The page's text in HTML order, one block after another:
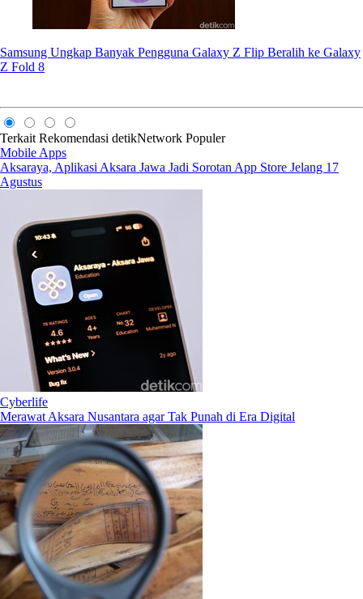
Samsung Ungkap Banyak Pengguna Galaxy Z Flip Beralih ke Galaxy
Z Fold 8
Terkait Rekomendasi detikNetwork Populer
Mobile Apps
Aksaraya, Aplikasi Aksara Jawa Jadi Sorotan App Store Jelang 17
Agustus
Cyberlife
Merawat Aksara Nusantara agar Tak Punah di Era Digital